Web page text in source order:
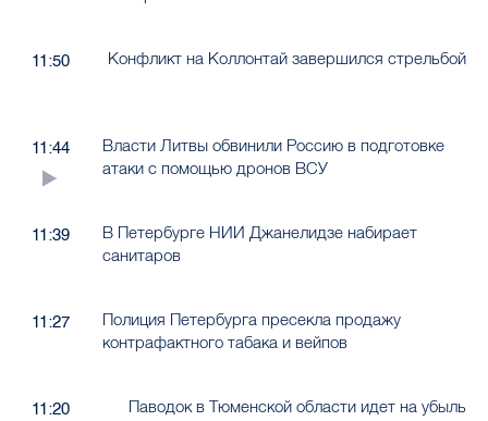
11:50 Конфликт на Коллонтай завершился стрельбой
11:44
Власти Литвы обвинили Россию в подготовке
атаки с помощью дронов ВСУ
11:39
В Петербурге НИИ Джанелидзе набирает
санитаров
11:27
Полиция Петербурга пресекла продажу
контрафактного табака и вейпов
11:20 Паводок в Тюменской области идет на убыль